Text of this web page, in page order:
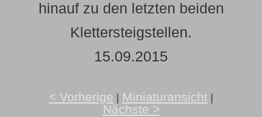
hinauf zu den letzten beiden
Klettersteigstellen.
15.09.2015
< Vorherige Miniaturansicht|
Nächste >